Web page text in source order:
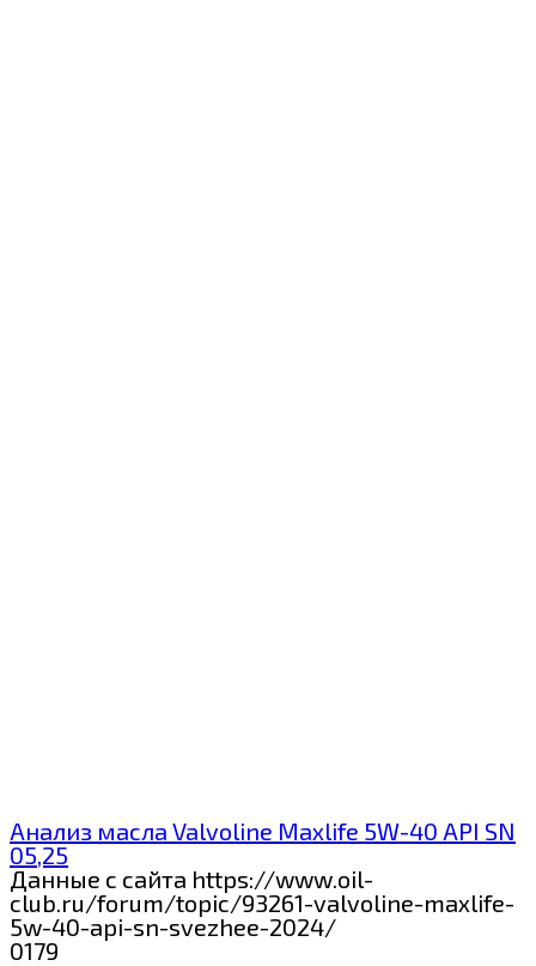
Анализ масла Valvoline Maxlife 5W-40 API SN
05,25
Данные с сайта https://www.oil-
club.ru/forum/topic/93261-valvoline-maxlife-
5w-40-api-sn-svezhee-2024/
0179